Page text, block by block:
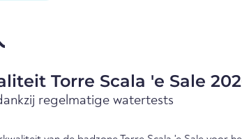
Torre Scala 'e Sale
regelmatige watertests